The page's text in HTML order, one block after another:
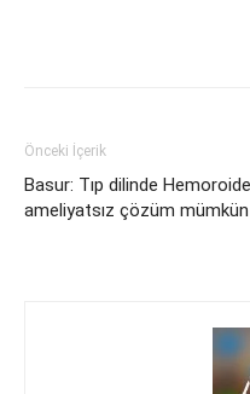
Önceki İçerik
Basur: Tıp dilinde Hemoroide
ameliyatsız çözüm mümkün